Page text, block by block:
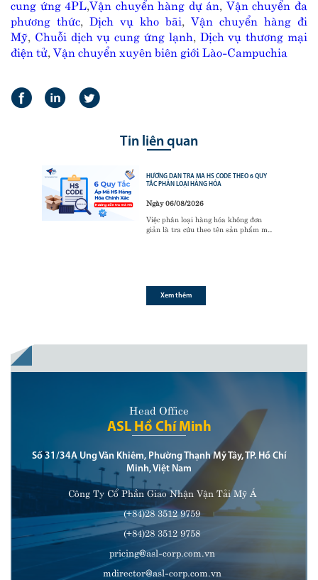
cung ứng 4PL,Vận chuyển hàng dự án Vận chuyển đa
phương thức Dịch vụ kho bãi
Vận chuyển hàng đi
Mỹ Chuỗi dịch vụ cung ứng lạnh Dịch vụ thương mại
điện tử Vận chuyển xuyên biên giới Lào-Campuchia
Tin liên quan
HƯỚNG DẪN TRA MÃ HS CODE THEO 6 QUY
TẮC PHÂN LOẠI HÀNG HÓA
Ngày 06/08/2026
Việc phân loại hàng hóa không đơn
giản là tra cứu theo tên sản phẩm mà
dụng như thế nào? Khi nào sử dụng
từng quy tắc? Bài viết dưới đây sẽ
hướng dẫn chi tiết cách tra mã HS
Xem thêm
Head Office
ASL Hồ Chí Minh
Số 31/34A Ung Văn Khiêm, Phường Thạnh Mỹ Tây, TP. Hồ Chí
Minh, Việt Nam
Công Ty Cổ Phần Giao Nhận Vận Tải Mỹ Á
(+84)28 3512 9759
(+84)28 3512 9758
pricing@asl-corp.com.vn
mdirector@asl-corp.com.vn